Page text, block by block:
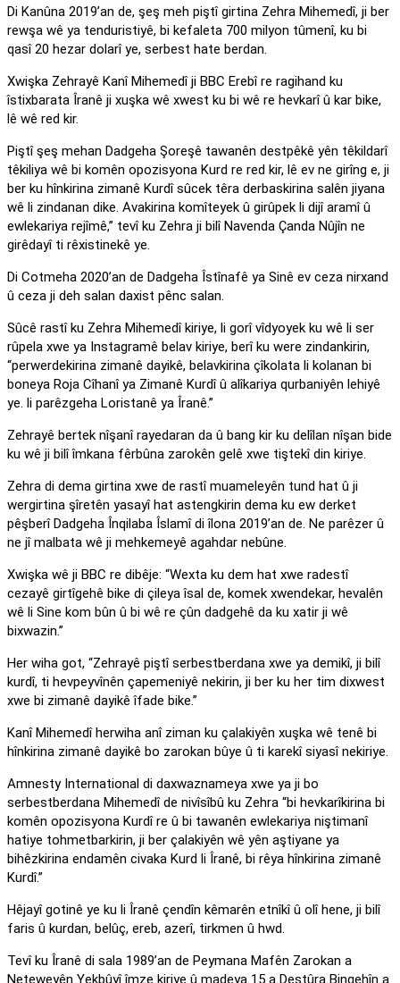
Di Kanûna 2019’an de, şeş meh piştî girtina Zehra Mihemedî, ji ber
rewşa wê ya tenduristiyê, bi kefaleta 700 milyon tûmenî, ku bi
qasî 20 hezar dolarî ye, serbest hate berdan.
Xwişka Zehrayê Kanî Mihemedî ji BBC Erebî re ragihand ku
îstixbarata Îranê ji xuşka wê xwest ku bi wê re hevkarî û kar bike,
lê wê red kir.
Piştî şeş mehan Dadgeha Şoreşê tawanên destpêkê yên têkildarî
têkiliya wê bi komên opozisyona Kurd re red kir, lê ev ne girîng e, ji
ber ku hînkirina zimanê Kurdî sûcek têra derbaskirina salên jiyana
wê li zindanan dike. Avakirina komîteyek û girûpek li dijî aramî û
ewlekariya rejîmê,” tevî ku Zehra ji bilî Navenda Çanda Nûjîn ne
girêdayî ti rêxistinekê ye.
Di Cotmeha 2020’an de Dadgeha Îstînafê ya Sinê ev ceza nirxand
û ceza ji deh salan daxist pênc salan.
Sûcê rastî ku Zehra Mihemedî kiriye, li gorî vîdyoyek ku wê li ser
rûpela xwe ya Instagramê belav kiriye, berî ku were zindankirin,
“perwerdekirina zimanê dayikê, belavkirina çîkolata li kolanan bi
boneya Roja Cîhanî ya Zimanê Kurdî û alîkariya qurbaniyên lehiyê
ye. li parêzgeha Loristanê ya Îranê.”
Zehrayê bertek nîşanî rayedaran da û bang kir ku delîlan nîşan bide
ku wê ji bilî îmkana fêrbûna zarokên gelê xwe tiştekî din kiriye.
Zehra di dema girtina xwe de rastî muameleyên tund hat û ji
wergirtina şîretên yasayî hat astengkirin dema ku ew derket
pêşberî Dadgeha Înqilaba Îslamî di îlona 2019’an de. Ne parêzer û
ne jî malbata wê ji mehkemeyê agahdar nebûne.
Xwişka wê ji BBC re dibêje: “Wexta ku dem hat xwe radestî
cezayê girtîgehê bike di çileya îsal de, komek xwendekar, hevalên
wê li Sine kom bûn û bi wê re çûn dadgehê da ku xatir ji wê
bixwazin.”
Her wiha got, “Zehrayê piştî serbestberdana xwe ya demikî, ji bilî
kurdî, ti hevpeyvînên çapemeniyê nekirin, ji ber ku her tim dixwest
xwe bi zimanê dayikê îfade bike.”
Kanî Mihemedî herwiha anî ziman ku çalakiyên xuşka wê tenê bi
hînkirina zimanê dayikê bo zarokan bûye û ti karekî siyasî nekiriye.
Amnesty International di daxwaznameya xwe ya ji bo
serbestberdana Mihemedî de nivîsîbû ku Zehra “bi hevkarîkirina bi
komên opozisyona Kurdî re û bi tawanên ewlekariya niştimanî
hatiye tohmetbarkirin, ji ber çalakiyên wê yên aştiyane ya
bihêzkirina endamên civaka Kurd li Îranê, bi rêya hînkirina zimanê
Kurdî.”
Hêjayî gotinê ye ku li Îranê çendîn kêmarên etnîkî û olî hene, ji bilî
faris û kurdan, belûç, ereb, azerî, tirkmen û hwd.
Tevî ku Îranê di sala 1989’an de Peymana Mafên Zarokan a
Neteweyên Yekbûyî îmze kiriye û madeya 15 a Destûra Bingehîn a